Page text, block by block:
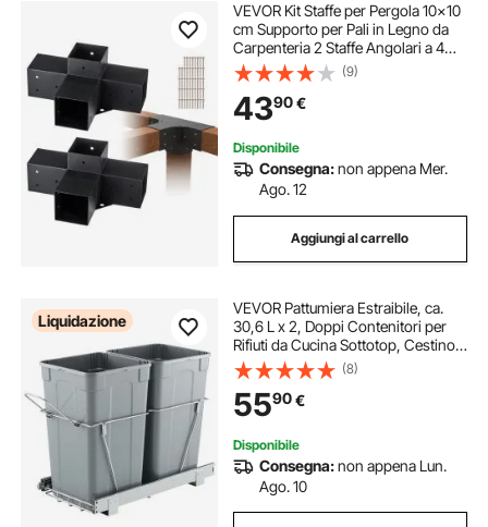
VEVOR Kit Staffe per Pergola 10x10
cm Supporto per Pali in Legno da
Carpenteria 2 Staffe Angolari a 4
Vie Kit per Travi Fai da Te per
Gazebo, Pergolati da Patio, Cabine,
Kit Staffe per Pergola 2 pz
(9)
4390€
Disponibile
Consegna:non appena Mer.
Ago. 12
Aggiungi al carrello
Liquidazione
VEVOR Pattumiera Estraibile, ca.
30,6 L x 2, Doppi Contenitori per
Rifiuti da Cucina Sottotop, Cestino
per la Raccolta Differenziata con
Sistema Scorrevole, Estensione
Completa e Maniglia Grigio
(8)
5590€
Disponibile
Consegna:non appena Lun.
Ago. 10